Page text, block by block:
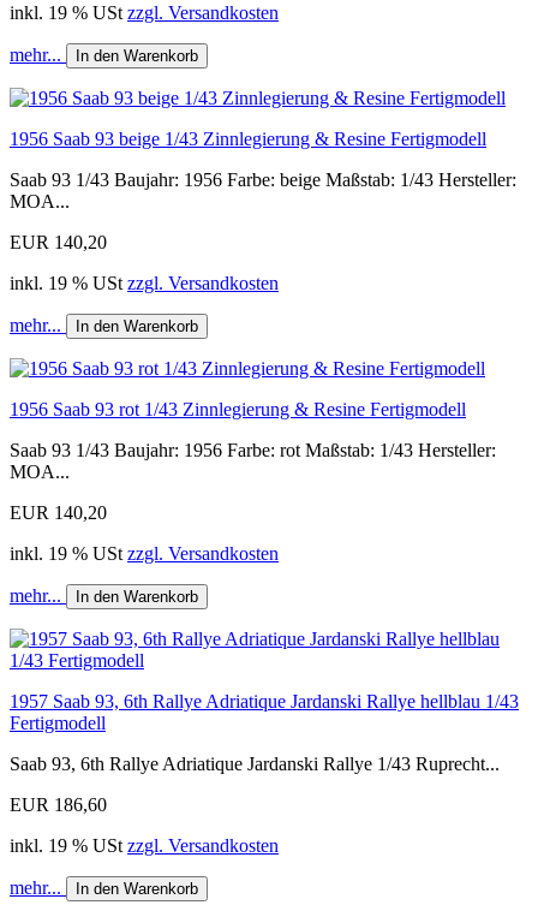
inkl. 19 % USt zzgl. Versandkosten
mehr... In den Warenkorb
1956 Saab 93 beige 1/43 Zinnlegierung & Resine Fertigmodell
Saab 93 1/43 Baujahr: 1956 Farbe: beige Maßstab: 1/43 Hersteller:
MOA...
EUR 140,20
inkl. 19 % USt zzgl. Versandkosten
mehr... In den Warenkorb
1956 Saab 93 rot 1/43 Zinnlegierung & Resine Fertigmodell
Saab 93 1/43 Baujahr: 1956 Farbe: rot Maßstab: 1/43 Hersteller:
MOA...
EUR 140,20
inkl. 19 % USt zzgl. Versandkosten
mehr... In den Warenkorb
1957 Saab 93, 6th Rallye Adriatique Jardanski Rallye hellblau 1/43
Fertigmodell
Saab 93, 6th Rallye Adriatique Jardanski Rallye 1/43 Ruprecht...
EUR 186,60
inkl. 19 % USt zzgl. Versandkosten
mehr... In den Warenkorb